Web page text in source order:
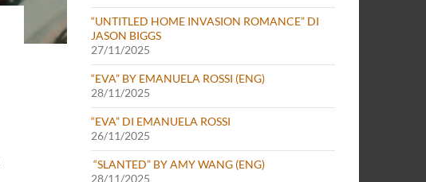
“UNTITLED HOME INVASION ROMANCE” DI
JASON BIGGS
27/11/2025
“EVA” BY EMANUELA ROSSI (ENG)
28/11/2025
“EVA” DI EMANUELA ROSSI
26/11/2025
“SLANTED” BY AMY WANG (ENG)
28/11/2025